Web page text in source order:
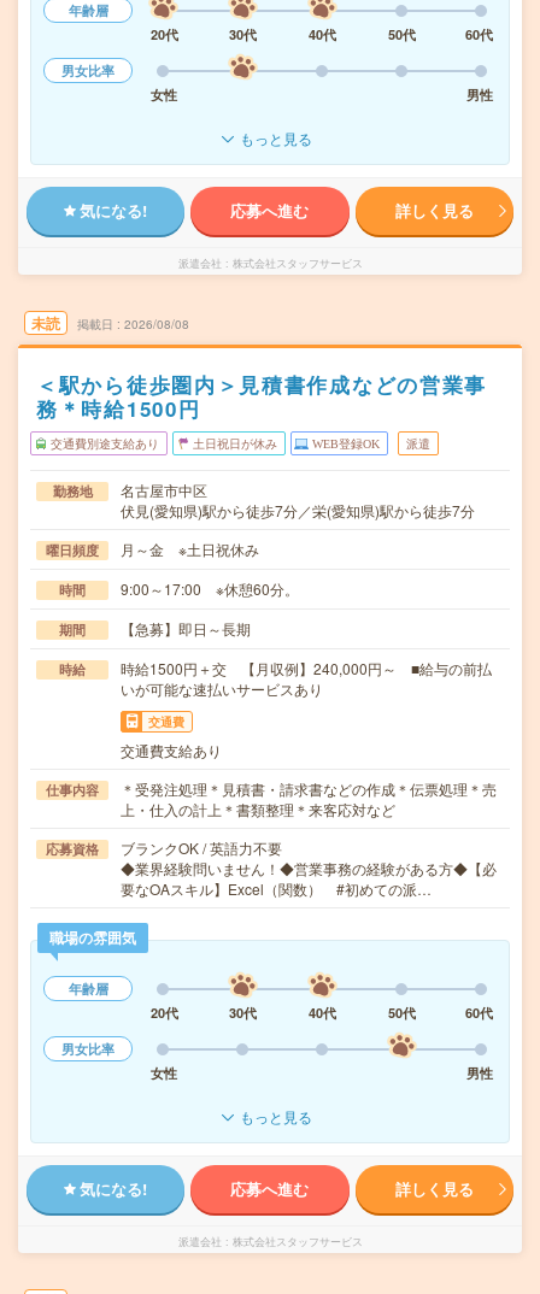
年齢層
20代
30代 40代 50代
60代
男女比率
女性
男性
もっと見る
気になる! 応募へ進む 詳しく見る
派遣会社 株式会社スタッフサービス
未読 掲載日 2026/08/08
＜駅から徒歩圏内＞見積書作成などの営業事
務＊時給1500円
交通費別途支給あり 土日祝日が休み WEB登録OK 派遣
勤務地
名古屋市中区
伏見(愛知県)駅から徒歩7分／栄(愛知県)駅から徒歩7分
曜日頻度 月～金 ※土日祝休み
時間 9:00～17:00 ※休憩60分。
期間 【急募】即日～長期
時給
時給1500円＋交 【月収例】240,000円～ ■給与の前払
いが可能な速払いサービスあり
交通費
交通費支給あり
仕事内容
＊受発注処理＊見積書・請求書などの作成＊伝票処理＊売
上・仕入の計上＊書類整理＊来客応対など
応募資格
ブランクOK / 英語力不要
◆業界経験問いません！◆営業事務の経験がある方◆【必
要なOAスキル】Excel（関数） #初めての派…
職場の雰囲気
年齢層
20代
30代 40代 50代
60代
男女比率
女性
男性
もっと見る
気になる! 応募へ進む 詳しく見る
派遣会社 株式会社スタッフサービス